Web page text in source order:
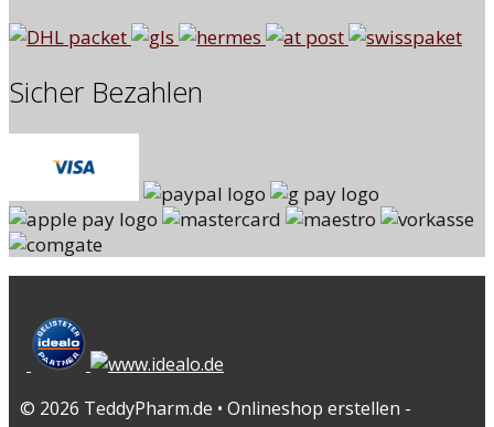
Sicher Bezahlen
© 2026 TeddyPharm.de • Onlineshop erstellen -